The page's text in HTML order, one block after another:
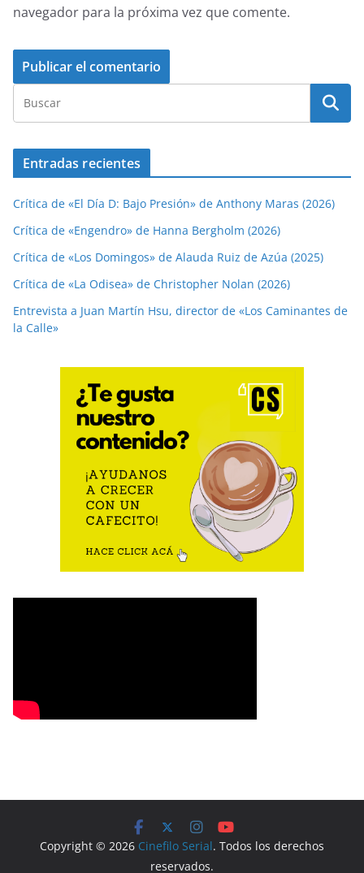
navegador para la próxima vez que comente.
Entradas recientes
Crítica de «El Día D: Bajo Presión» de Anthony Maras (2026)
Crítica de «Engendro» de Hanna Bergholm (2026)
Crítica de «Los Domingos» de Alauda Ruiz de Azúa (2025)
Crítica de «La Odisea» de Christopher Nolan (2026)
Entrevista a Juan Martín Hsu, director de «Los Caminantes de
la Calle»
Copyright © 2026 Cinefilo Serial. Todos los derechos
reservados.